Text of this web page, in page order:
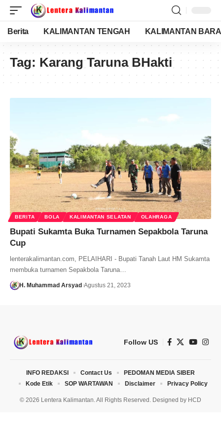
Berita KALIMANTAN TENGAH KALIMANTAN
Tag: Karang Taruna BHakti
BERITA BOLA KALIMANTAN SELATAN OLAHRAGA
Bupati Sukamta Buka Turnamen Sepakbola Taruna
Cup
lenterakalimantan.com, PELAIHARI - Bupati Tanah Laut HM Sukamta
membuka turnamen Sepakbola Taruna…
H. Muhammad Arsyad Agustus 21, 2023
Follow US
© 2026 Lentera Kalimantan. All Rights Reserved. Designed by HCD
INFO REDAKSI Contact Us
PEDOMAN MEDIA SIBER
Kode Etik
SOP WARTAWAN Disclaimer Privacy Policy